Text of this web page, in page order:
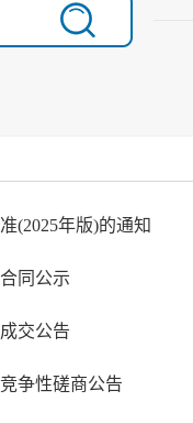
(2025年版)的通知
同公示
交公告
争性磋商公告